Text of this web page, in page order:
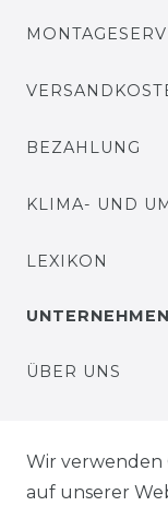
BEZAHLUNG
KLIMA- UND
LEXIKON
UNTERNEHMEN
ÜBER UNS
HERSTELLER
Wir verwenden
auf unserer